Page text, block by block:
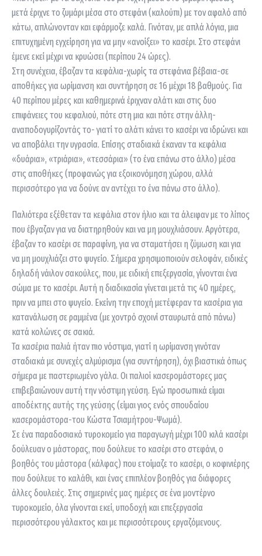
μετά έριχνε το ζυμάρι μέσα στο στεφάνι (καλούπι) με τον αφαλό από
κάτω, απλώνονταν και εφάρμοζε καλά. Γινόταν, με απλά λόγια, μια
επιτυχημένη εγχείρηση για να μην «ανοίξει» το κασέρι. Στο στεφάνι
έμενε εκεί μέχρι να κρυώσει (περίπου 24 ώρες).
Στη συνέχεια, έβαζαν τα κεφάλια-χωρίς τα στεφάνια βέβαια-σε
αποθήκες για ωρίμανση και συντήρηση σε 16 μέχρι 18 βαθμούς. Για
40 περίπου μέρες και καθημερινά έριχναν αλάτι και στις δυο
επιφάνειες του κεφαλιού, πότε στη μια και πότε στην άλλη-
αναποδογυρίζοντάς το- γιατί το αλάτι κάνει το κασέρι να ιδρώνει και
να αποβάλει την υγρασία. Επίσης σταδιακά έκαναν τα κεφάλια
«δυάρια», «τριάρια», «τεσσάρια» (το ένα επάνω στο άλλο) μέσα
στις αποθήκες (προφανώς για εξοικονόμηση χώρου, αλλά
περισσότερο για να δούνε αν αντέχει το ένα πάνω στο άλλο).
Παλιότερα εξέθεταν τα κεφάλια στον ήλιο και τα άλειφαν με το λίπος
που έβγαζαν για να διατηρηθούν και να μη μουχλιάσουν. Αργότερα,
έβαζαν το κασέρι σε παραφίνη, για να σταματήσει η ζύμωση και για
να μη μουχλιάζει στο ψυγείο. Σήμερα χρησιμοποιούν σελοφάν, ειδικές
δηλαδή νάιλον σακούλες, που, με ειδική επεξεργασία, γίνονται ένα
σώμα με το κασέρι. Αυτή η διαδικασία γίνεται μετά τις 40 ημέρες,
πριν να μπει στο ψυγείο. Εκείνη την εποχή μετέφεραν τα κασέρια για
κατανάλωση σε ραμμένα (με χοντρό σχοινί σταυρωτά από πάνω)
κατά κολώνες σε σακιά.
Τα κασέρια παλιά ήταν πιο νόστιμα, γιατί η ωρίμανση γινόταν
σταδιακά με συνεχές αλμύρισμα (για συντήρηση), όχι βιαστικά όπως
σήμερα με παστεριωμένο γάλα. Οι παλιοί κασερομάστορες μας
επιβεβαιώνουν αυτή την νόστιμη γεύση. Εγώ προσωπικά είμαι
αποδέκτης αυτής της γεύσης (είμαι γιος ενός σπουδαίου
κασερομάστορα-του Κώστα Τσιαμήτρου-Ψωμά).
Σε ένα παραδοσιακό τυροκομείο για παραγωγή μέχρι 100 κιλά κασέρι
δούλευαν ο μάστορας, που δούλευε το κασέρι στο στεφάνι, ο
βοηθός του μάστορα (κάλφας) που ετοίμαζε το κασέρι, ο κοφινιέρης
που δούλευε το καλάθι, και ένας επιπλέον βοηθός για διάφορες
άλλες δουλειές. Στις σημερινές μας ημέρες σε ένα μοντέρνο
τυροκομείο, όλα γίνονται εκεί, υποδοχή και επεξεργασία
περισσότερου γάλακτος και με περισσότερους εργαζόμενους.